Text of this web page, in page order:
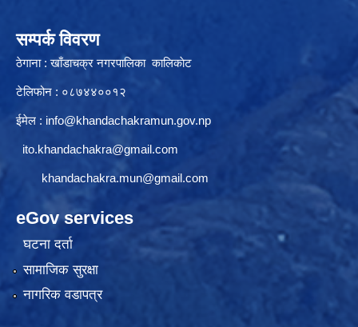
सम्पर्क विवरण
ठेगाना : खाँडाचक्र नगरपालिका कालिकाेट
टेलिफोन : ०८७४४००१२
ईमेल : info@khandachakramun.gov.np
ito.khandachakra@gmail.com
khandachakra.mun@gmail.com
eGov services
घटना दर्ता
सामाजिक सुरक्षा
नागरिक वडापत्र